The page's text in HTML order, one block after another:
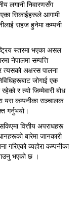
लगानी निवारणसँग
सिकाईहरूले आगामी
सहज हुनेमा कम्पनी
स्तरमा भएका असल
नेपालमा सम्पत्ति
त्यसको अक्षरस पालना
जोगाई एक
र त्यो जिम्मेवारी बोध
यस कम्पनीका सञ्चालक
गर्नुभयो।
वित्तीय अपराधहरू
बारेमा जानकारी
गरिएको व्यहोरा कम्पनीका
भएको छ ।